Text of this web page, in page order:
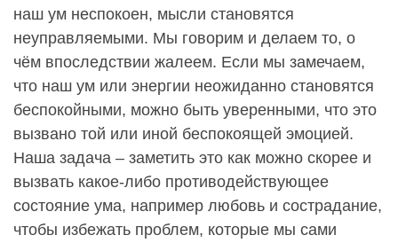
наш ум неспокоен, мысли становятся
неуправляемыми. Мы говорим и делаем то, о
чём впоследствии жалеем. Если мы замечаем,
что наш ум или энергии неожиданно становятся
беспокойными, можно быть уверенными, что это
вызвано той или иной беспокоящей эмоцией.
Наша задача – заметить это как можно скорее и
вызвать какое-либо противодействующее
состояние ума, например любовь и сострадание,
чтобы избежать проблем, которые мы сами